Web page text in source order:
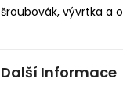
šroubovák, vývrtka a
Další Informace